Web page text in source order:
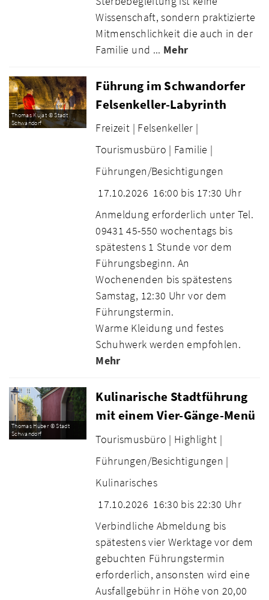
Wissenschaft, sondern praktizierte
Mitmenschlichkeit die auch in der
Familie und ... Mehr
Thomas Kujat © Stadt
Schwandorf
Führung im Schwandorfer
Felsenkeller-Labyrinth
Freizeit | Felsenkeller |
Tourismusbüro | Familie |
Führungen/Besichtigungen
17.10.2026 16:00 bis 17:30 Uhr
Anmeldung erforderlich unter Tel.
09431 45-550 wochentags bis
spätestens 1 Stunde vor dem
Führungsbeginn. An
Wochenenden bis spätestens
Samstag, 12:30 Uhr vor dem
Führungstermin.
Warme Kleidung und festes
Schuhwerk werden empfohlen.
Mehr
Thomas Huber © Stadt
Schwandorf
Kulinarische Stadtführung
mit einem Vier-Gänge-Menü
Tourismusbüro | Highlight |
Führungen/Besichtigungen |
Kulinarisches
17.10.2026 16:30 bis 22:30 Uhr
Verbindliche Abmeldung bis
spätestens vier Werktage vor dem
gebuchten Führungstermin
erforderlich, ansonsten wird eine
Ausfallgebühr in Höhe von 20,00